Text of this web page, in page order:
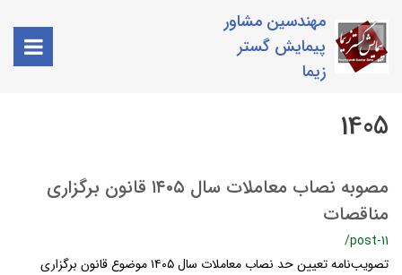
مهندسین مشاور
پیمایش گستر
زیما
1405
مصوبه نصاب معاملات سال ۱۴۰۵ قانون برگزاری
مناقصات
/post-11
تصویب‌نامه تعیین حد نصاب معاملات سال ۱۴۰۵ موضوع قانون برگزاری